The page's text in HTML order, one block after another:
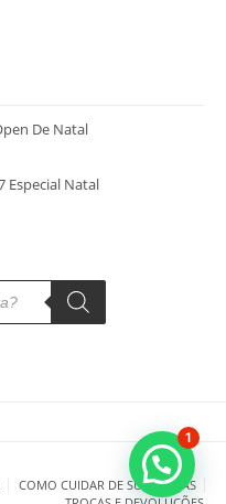
De Natal
Especial Natal
COMO CUIDAR DE SUAS PEÇAS
1